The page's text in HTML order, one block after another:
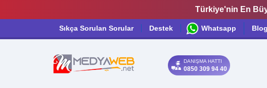
Türkiye'nin En
Sıkça Sorulan Sorular Destek Whatsapp Blog
DANIŞMA HATTI
0850 309 94 40